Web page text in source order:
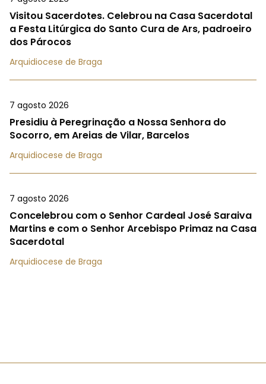
Visitou Sacerdotes. Celebrou na Casa Sacerdotal
a Festa Litúrgica do Santo Cura de Ars, padroeiro
dos Párocos
Arquidiocese de Braga
7 agosto 2026
Presidiu à Peregrinação a Nossa Senhora do
Socorro, em Areias de Vilar, Barcelos
Arquidiocese de Braga
7 agosto 2026
Concelebrou com o Senhor Cardeal José Saraiva
Martins e com o Senhor Arcebispo Primaz na Casa
Sacerdotal
Arquidiocese de Braga